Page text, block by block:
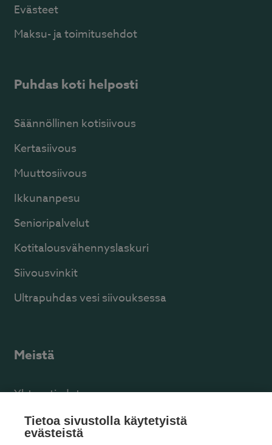
Evästeet
Maksu- ja toimitusehdot
Puhdas koti helposti
Säännöllinen kotisiivous
Kertasiivous
Muuttosiivous
Ikkunanpesu
Senioripalvelut
Kotitalousvähennyslaskuri
Siivousvinkit
Ultrapuhdas vesi siivouksessa
Meistä
Yhteystiedot
Facebook
Tietoa sivustolla käytetyistä
evästeistä